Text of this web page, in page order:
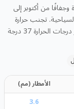
وجفافًا من أكتوبر إلى
تجنب حرارة
الصيف الشديدة من يونيو إلى أغسطس، عندما تتجاوز درجات الحرارة 37 درجة
الأمطار (مم)
3.6